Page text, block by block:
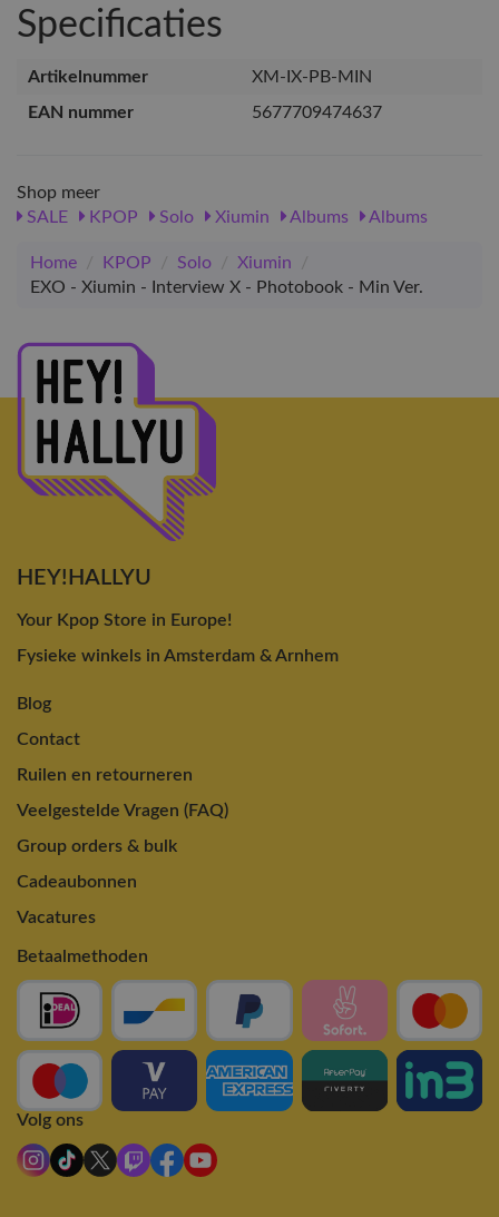
Specificaties
Artikelnummer
XM-IX-PB-MIN
EAN nummer
5677709474637
Shop meer
SALE
KPOP Solo Xiumin Albums Albums
Home / KPOP / Solo / Xiumin
/
EXO - Xiumin - Interview X - Photobook - Min Ver.
HEY!HALLYU
Your Kpop Store in Europe!
Fysieke winkels in Amsterdam & Arnhem
Blog
Contact
Ruilen en retourneren
Veelgestelde Vragen (FAQ)
Group orders & bulk
Cadeaubonnen
Vacatures
Betaalmethoden
Volg ons